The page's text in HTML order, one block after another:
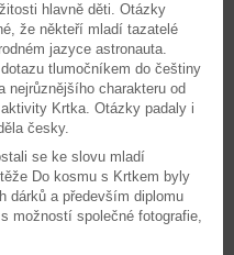
hlavně děti. Otázky
že někteří mladí tazatelé
jazyce astronauta.
tlumočníkem do češtiny
nejrůznějšího charakteru od
Krtka. Otázky padaly i
česky.
se ke slovu mladí
Do kosmu s Krtkem byly
dárků a především diplomu
možností společné fotografie,